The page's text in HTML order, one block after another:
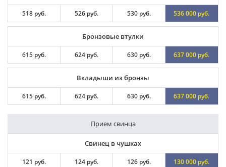
518 руб. 526 руб. 530 руб. 536 000 руб.
Бронзовые втулки
615 руб. 624 руб. 630 руб. 637 000 руб.
Вкладыши из бронзы
615 руб. 624 руб. 630 руб. 637 000 руб.
Прием свинца
Свинец в чушках
121 руб. 124 руб. 126 руб. 130 000 руб.